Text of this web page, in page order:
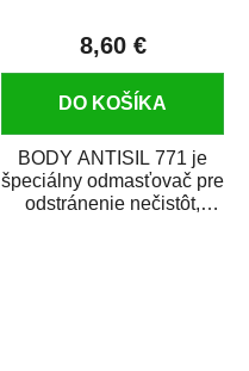
8,60 €
DO KOŠÍKA
BODY ANTISIL 771 je
špeciálny odmasťovač pre
odstránenie nečistôt,